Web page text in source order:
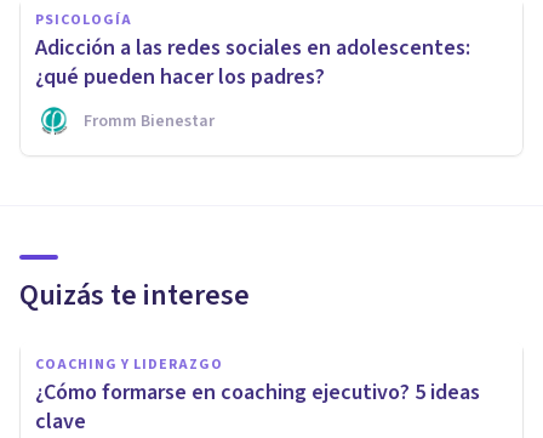
PSICOLOGÍA
Adicción a las redes sociales en adolescentes:
¿qué pueden hacer los padres?
Fromm Bienestar
Quizás te interese
COACHING Y LIDERAZGO
¿Cómo formarse en coaching ejecutivo? 5 ideas
clave